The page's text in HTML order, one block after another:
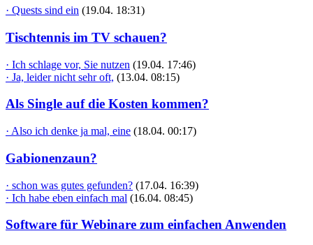
· Quests sind ein (19.04. 18:31)
Tischtennis im TV schauen?
· Ich schlage vor, Sie nutzen (19.04. 17:46)
· Ja, leider nicht sehr oft, (13.04. 08:15)
Als Single auf die Kosten kommen?
· Also ich denke ja mal, eine (18.04. 00:17)
Gabionenzaun?
· schon was gutes gefunden? (17.04. 16:39)
· Ich habe eben einfach mal (16.04. 08:45)
Software für Webinare zum einfachen Anwenden